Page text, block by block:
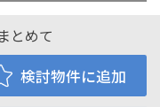
とめて
検討物件に追加